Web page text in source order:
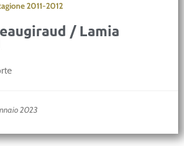
2011-2012
/ Lamia
2023